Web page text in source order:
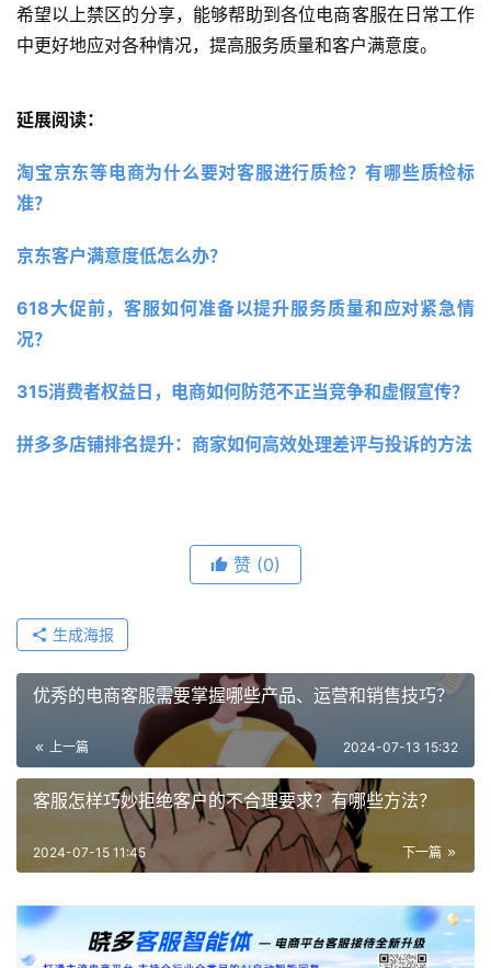
希望以上禁区的分享，能够帮助到各位电商客服在日常工作
中更好地应对各种情况，提高服务质量和客户满意度。
延展阅读：
淘宝京东等电商为什么要对客服进行质检？有哪些质检标
准？
京东客⼾满意度低怎么办？
618大促前，客服如何准备以提升服务质量和应对紧急情
况？
315消费者权益日，电商如何防范不正当竞争和虚假宣传？
拼多多店铺排名提升：商家如何高效处理差评与投诉的方法
赞 (0)
生成海报
优秀的电商客服需要掌握哪些产品、运营和销售技巧？
上一篇 2024-07-13 15:32
客服怎样巧妙拒绝客户的不合理要求？有哪些方法？
下一篇
2024-07-15 11:45